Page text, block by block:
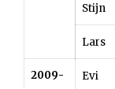
Stijn
Lars
2009-
Evi